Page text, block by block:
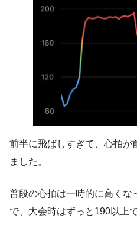
前半に飛ばしすぎて、心拍が
ました。
普段の心拍は一時的に高くな
で、大会時はずっと190以上で